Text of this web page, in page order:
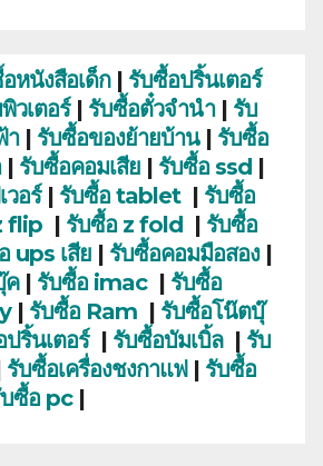
หนังสือเด็ก| รับซื้อปริ้นเตอร์
วเตอร์| รับซื้อตั๋วจำนำ| รับ
า| รับซื้อของย้ายบ้าน| รับซื้อ
| รับซื้อคอมเสีย | รับซื้อ ssd |
วอร์| รับซื้อ tablet | รับซื้อ
flip | รับซื้อ z fold | รับซื้อ
ups เสีย | รับซื้อคอมมือสอง|
ค| รับซื้อ imac | รับซื้อ
| รับซื้อ Ram | รับซื้อโน๊ตบุ๊
ริ้นเตอร์ | รับซื้อบัมเบิ้ล | รับ
รับซื้อเครื่องชงกาแฟ | รับซื้อ
ซื้อ pc|